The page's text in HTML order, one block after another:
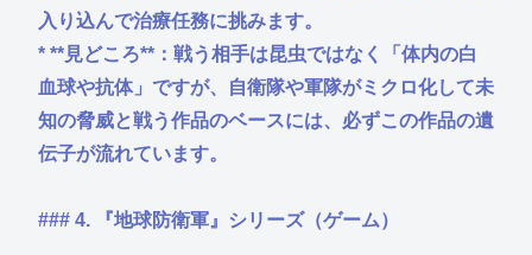
入り込んで治療任務に挑みます。
* **見どころ**：戦う相手は昆虫ではなく「体内の白
血球や抗体」ですが、自衛隊や軍隊がミクロ化して未
知の脅威と戦う作品のベースには、必ずこの作品の遺
伝子が流れています。
### 4. 『地球防衛軍』シリーズ（ゲーム）